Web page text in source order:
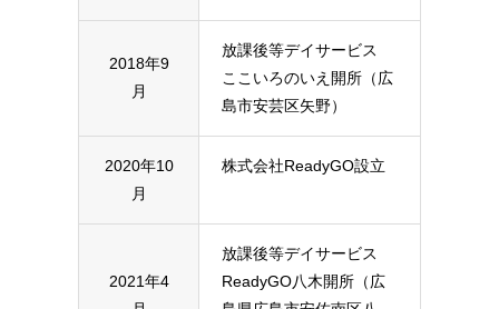
2018年9
月
放課後等デイサービス
ここいろのいえ開所（広
島市安芸区矢野）
2020年10
月
株式会社ReadyGO設立
2021年4
放課後等デイサービス
ReadyGO八木開所（広